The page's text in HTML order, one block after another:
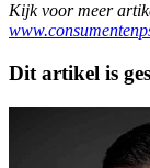
Kijk voor meer
Dit artikel is